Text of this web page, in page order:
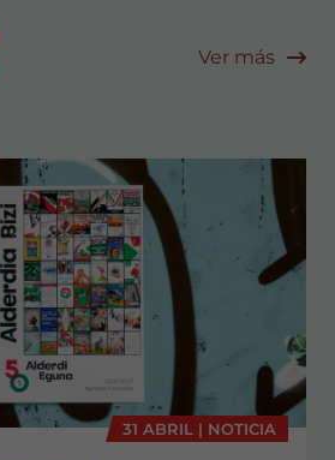
Ver más
31 ABRIL | NOTICIA